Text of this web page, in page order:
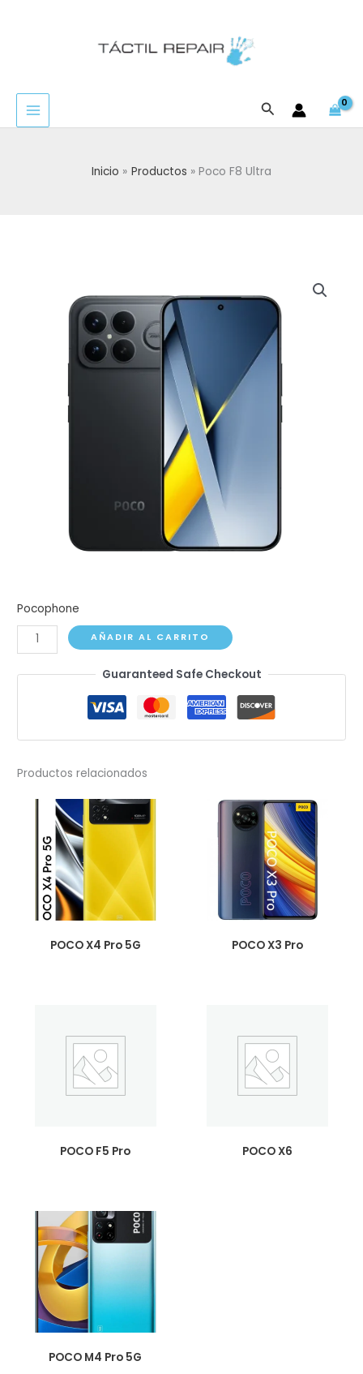
Buscar
Inicio Productos Poco F8 Ultra
Pocophone
Poco
F8
Ultra
AÑADIR AL CARRITO
Guaranteed Safe Checkout
Productos relacionados
POCO X4 Pro 5G POCO X3 Pro
POCO F5 Pro POCO X6
POCO M4 Pro 5G